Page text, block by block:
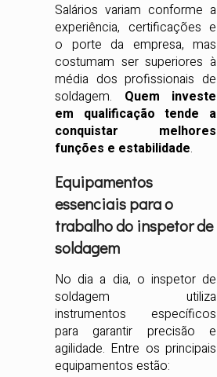
Salários variam conforme a
experiência, certificações e
o porte da empresa, mas
costumam ser superiores à
média dos profissionais de
soldagem. Quem investe
em qualificação tende a
conquistar melhores
funções e estabilidade.
Equipamentos
essenciais para o
trabalho do inspetor de
soldagem
No dia a dia, o inspetor de
soldagem utiliza
instrumentos específicos
para garantir precisão e
agilidade. Entre os principais
equipamentos estão: